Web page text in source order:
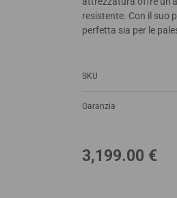
resistente. Con il suo
perfetta sia per le
SKU
Garanzia
3,199.00 €